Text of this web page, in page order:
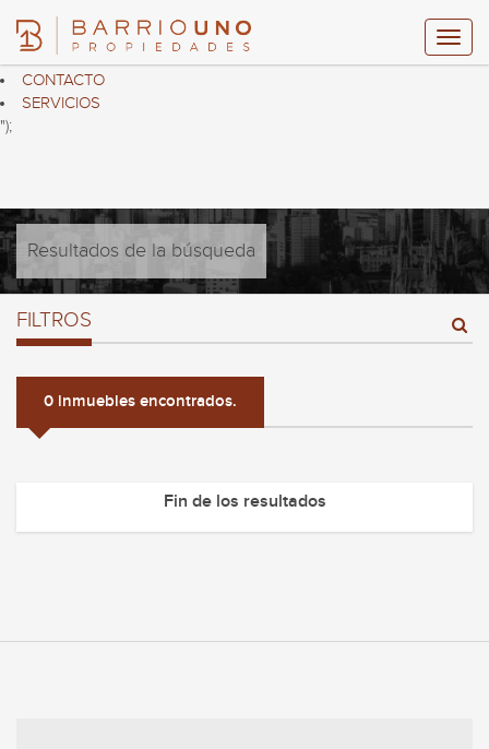
HOME
PROPIEDADES
CONTACTO
SERVICIOS
");
Resultados de la búsqueda
FILTROS
0 inmuebles encontrados.
Fin de los resultados